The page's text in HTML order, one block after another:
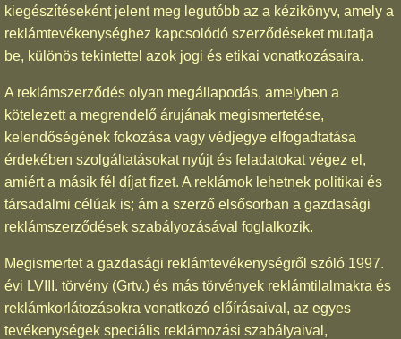
kiegészítéseként jelent meg legutóbb az a kézikönyv, amely a
reklámtevékenységhez kapcsolódó szerződéseket mutatja
be, különös tekintettel azok jogi és etikai vonatkozásaira.
A reklámszerződés olyan megállapodás, amelyben a
kötelezett a megrendelő árujának megismertetése,
kelendőségének fokozása vagy védjegye elfogadtatása
érdekében szolgáltatásokat nyújt és feladatokat végez el,
amiért a másik fél díjat fizet. A reklámok lehetnek politikai és
társadalmi célúak is; ám a szerző elsősorban a gazdasági
reklámszerződések szabályozásával foglalkozik.
Megismertet a gazdasági reklámtevékenységről szóló 1997.
évi LVIII. törvény (Grtv.) és más törvények reklámtilalmakra és
reklámkorlátozásokra vonatkozó előírásaival, az egyes
tevékenységek speciális reklámozási szabályaival,